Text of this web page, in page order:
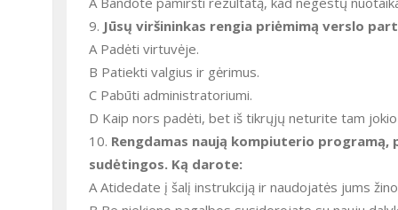
9. Jūsų viršininkas rengia priėmimą verslo
A Padėti virtuvėje.
B Patiekti valgius ir gėrimus.
C Pabūti administratoriumi.
D Kaip nors padėti, bet iš tikrųjų neturite tam
10. Rengdamas naują kompiuterio
sudėtingos. Ką darote:
A Atidedate į šalį instrukciją ir naudojatės jums